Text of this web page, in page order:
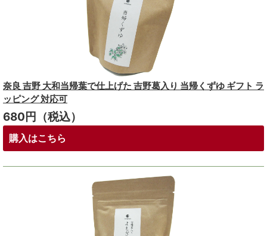
奈良 吉野 大和当帰葉で仕上げた 吉野葛入り 当帰くずゆ ギフト ラ
ッピング 対応可
680円（税込）
購入はこちら